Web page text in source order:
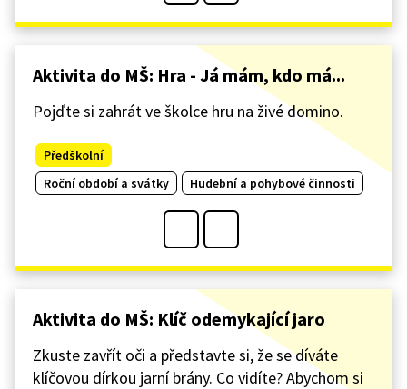
Aktivita do MŠ: Hra - Já mám, kdo má...
Pojďte si zahrát ve školce hru na živé domino.
Předškolní
Roční období a svátky
Hudební a pohybové činnosti
Aktivita do MŠ: Klíč odemykající jaro
Zkuste zavřít oči a představte si, že se díváte
klíčovou dírkou jarní brány. Co vidíte? Abychom si